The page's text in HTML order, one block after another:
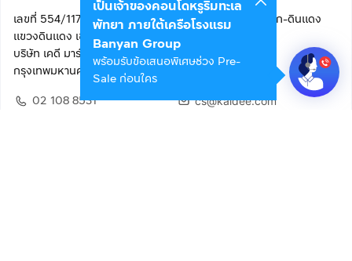
เลขที่ 554/117 อาคารสกายไนน์ เซ็นเตอร์ ชั้น 22 ถนนอโศก-ดินแดง
แขวงดินแดง เขตดินแดง
บริษัท เคดี มาร์เก็ตเพลส จำกัด (สำนักงานใหญ่)
กรุงเทพมหานคร 10400
02 108 8531
cs@kaidee.com
เป็นเจ้าของคอนโดหรูริมทะเล
พัทยา ภายใต้เครือโรงแรม
Banyan Group
พร้อมรับข้อเสนอพิเศษช่วง Pre-
Sale ก่อนใคร